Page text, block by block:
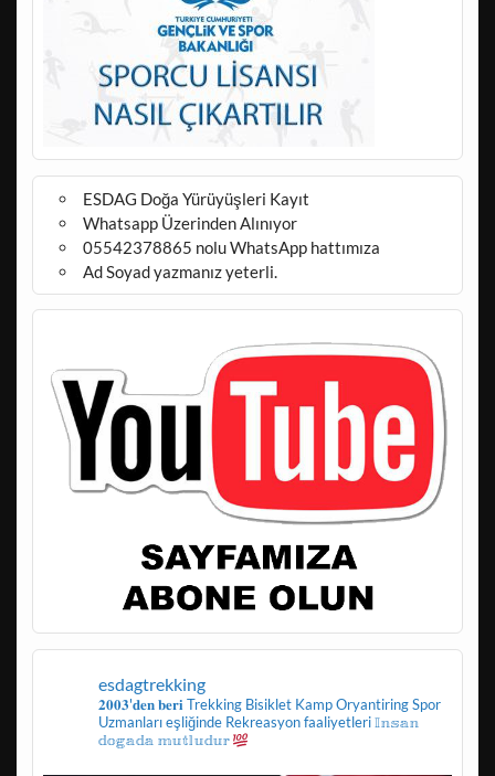
ESDAG Doğa Yürüyüşleri Kayıt
Whatsapp Üzerinden Alınıyor
05542378865 nolu WhatsApp hattımıza
Ad Soyad yazmanız yeterli.
esdagtrekking
𝟐𝟎𝟎𝟑'𝐝𝐞𝐧 𝐛𝐞𝐫𝐢TrekkingBisikletKampOryantiringSpor
Uzmanları eşliğinde Rekreasyon faaliyetleri𝕀𝕟𝕤𝕒𝕟
𝕕𝕠𝕘𝕒𝕕𝕒 𝕞𝕦𝕥𝕝𝕦𝕕𝕦𝕣